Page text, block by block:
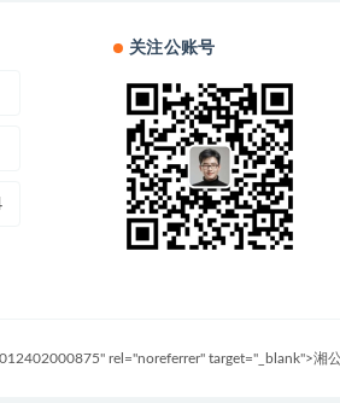
关注公账号
rel="noreferrer" target="_blank">湘